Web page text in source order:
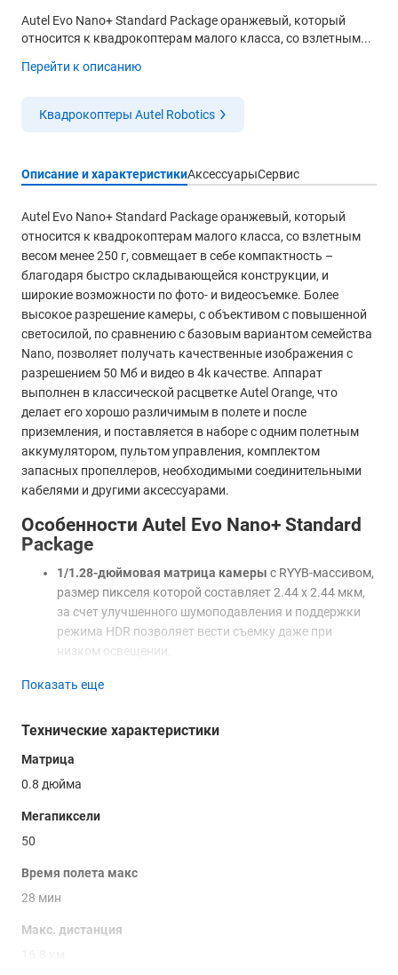
Autel Evo Nano+ Standard Package оранжевый, который
относится к квадрокоптерам малого класса, со взлетным...
Перейти к описанию
Квадрокоптеры Autel Robotics
Описание и характеристикиАксессуарыСервис
Autel Evo Nano+ Standard Package оранжевый, который
относится к квадрокоптерам малого класса, со взлетным
весом менее 250 г, совмещает в себе компактность –
благодаря быстро складывающейся конструкции, и
широкие возможности по фото- и видеосъемке. Более
высокое разрешение камеры, с объективом с повышенной
светосилой, по сравнению с базовым вариантом семейства
Nano, позволяет получать качественные изображения с
разрешением 50 Мб и видео в 4k качестве. Аппарат
выполнен в классической расцветке Autel Orange, что
делает его хорошо различимым в полете и после
приземления, и поставляется в наборе с одним полетным
аккумулятором, пультом управления, комплектом
запасных пропеллеров, необходимыми соединительными
кабелями и другими аксессуарами.
Особенности Autel Evo Nano+ Standard
Package
1/1.28-дюймовая матрица камеры с RYYB-массивом,
размер пикселя которой составляет 2.44 x 2.44 мкм,
за счет улучшенного шумоподавления и поддержки
режима HDR позволяет вести съемку даже при
низком освещении.
компенсирует угловые смещения и вибрации
изображения; поддерживается возможность
камеры, а также ее горизонтальная фиксация для
FPV-полетов.
при полетах на низких высотах и в помещениях,
наряду с ультразвуковым высотомером.
Показать еще
Технические характеристики
Матрица
0.8 дюйма
Мегапиксели
50
Время полета макс
28 мин
Макс. дистанция